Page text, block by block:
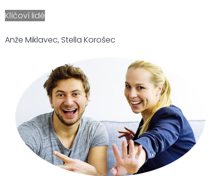
Klíčoví lidé
Anže Miklavec, Stella Korošec